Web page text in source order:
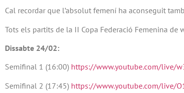
Cal recordar que l’absolut femení ha aconseguit
Tots els partits de la II Copa Federació Femenina de
Dissabte 24/02:
Semifinal 1 (16:00) https://www.youtube.com/live/
Semifinal 2 (17:45) https://www.youtube.com/live/